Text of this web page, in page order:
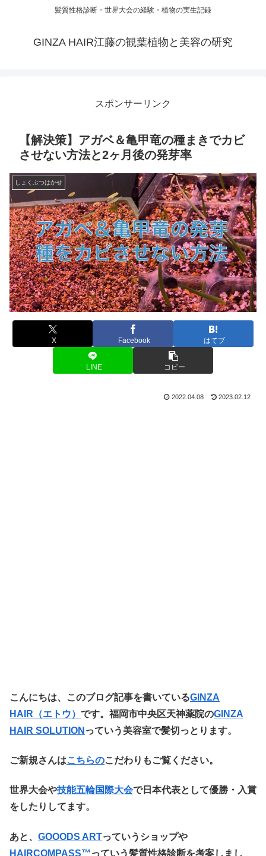
髪質性格診断・世界大会の経験・植物の実生記録
GINZA HAIR江藤の観葉植物と美容の研究
スポンサーリンク
【解決策】アガベ＆亀甲竜の種まきでカビ
させない方法と2ヶ月後の発芽率
しょくぶつはかせ
X Facebook はてブ
LINE コピー
2022.04.08 2023.02.12
こ んにちは、このブログ記事を書いているGINZA
HAIR（エトウ） です。福岡市中央区天神薬院のGINZA
HAIR SOLUTION っていう美容室で髪切っとります。
ご新規さんはこちらのこだわりもご覧ください。
世界大会や技能五輪国際大会で日本代表として優勝・入賞
をしたりしてます。
あと、 GOOODS ARTっていうショップや
HAIRCOMPASS™️ っていう髪質性格診断を考案しまし